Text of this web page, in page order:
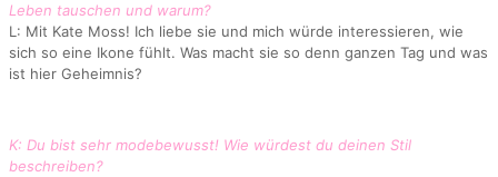
Leben tauschen und warum?
L: Mit Kate Moss! Ich liebe sie und mich würde interessieren, wie
sich so eine Ikone fühlt. Was macht sie so denn ganzen Tag und was
ist hier Geheimnis?
K: Du bist sehr modebewusst! Wie würdest du deinen Stil
beschreiben?